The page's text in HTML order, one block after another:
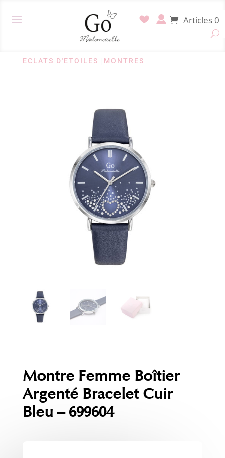
Articles 0
ECLATS D'ETOILES | MONTRES
Montre Femme Boîtier
Argenté Bracelet Cuir
Bleu – 699604